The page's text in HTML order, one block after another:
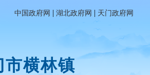
中国政府网 | 湖北政府网 | 天门政府网
市横林镇